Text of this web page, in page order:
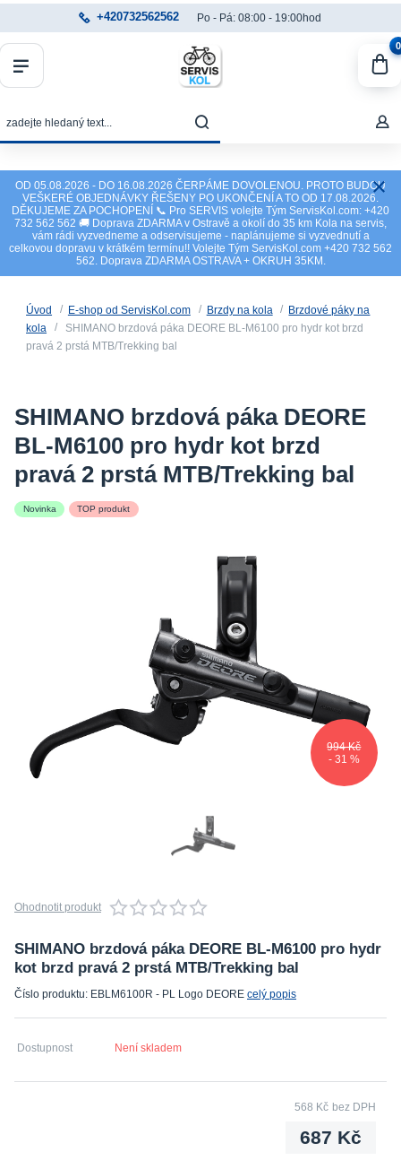
OD 05.08.2026 - DO 16.08.2026 ČERPÁME DOVOLENOU. PROTO BUDOU
VEŠKERÉ OBJEDNÁVKY ŘEŠENY PO UKONČENÍ A TO OD 17.08.2026.
DĚKUJEME ZA POCHOPENÍ 📞 Pro SERVIS volejte Tým ServisKol.com: +420
732 562 562 🚚 Doprava ZDARMA v Ostravě a okolí do 35 km Kola na servis,
vám rádi vyzvedneme a odservisujeme - naplánujeme si vyzvednutí a
celkovou dopravu v krátkém termínu!! Volejte Tým ServisKol.com +420 732 562
562. Doprava ZDARMA OSTRAVA + OKRUH 35KM.
+420732562562 Po - Pá: 08:00 - 19:00hod
0
Úvod E-shop od ServisKol.com Brzdy na kola
Brzdové páky na
kola
SHIMANO brzdová páka DEORE BL-M6100 pro hydr kot brzd
pravá 2 prstá MTB/Trekking bal
SHIMANO brzdová páka DEORE
BL-M6100 pro hydr kot brzd
pravá 2 prstá MTB/Trekking bal
Novinka TOP produkt
994 Kč
- 31 %
Ohodnotit produkt
SHIMANO brzdová páka DEORE BL-M6100 pro hydr
kot brzd pravá 2 prstá MTB/Trekking bal
Číslo produktu: EBLM6100R - PL Logo DEORE celý popis
Dostupnost Není skladem
687 Kč
568 Kč bez DPH